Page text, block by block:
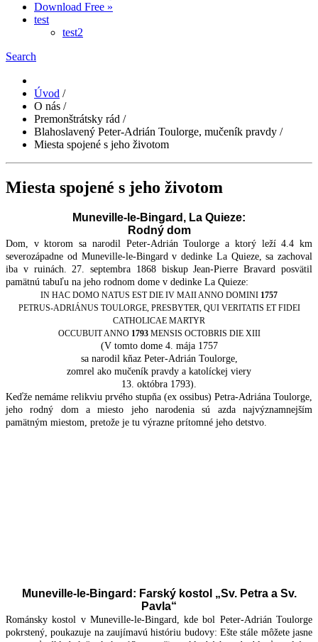
Download Free »
test
test2
Search
Úvod /
O nás /
Premonštrátsky rád /
Blahoslavený Peter-Adrián Toulorge, mučeník pravdy /
Miesta spojené s jeho životom
Miesta spojené s jeho životom
Muneville-le-Bingard, La Quieze:
Rodný dom
Dom, v ktorom sa narodil Peter-Adrián Toulorge a ktorý leží 4.4 km
severozápadne od Muneville-le-Bingard v dedinke La Quieze, sa zachoval
iba v ruinách. 27. septembra 1868 biskup Jean-Pierre Bravard posvätil
pamätnú tabuľu na jeho rodnom dome v dedinke La Quieze:
IN HAC DOMO NATUS EST DIE IV MAII ANNO DOMINI 1757
PETRUS-ADRIÁNUS TOULORGE, PRESBYTER, QUI VERITATIS ET FIDEI
CATHOLICAE MARTYR
OCCUBUIT ANNO 1793MENSIS OCTOBRIS DIE XIII
(V tomto dome 4. mája 1757
sa narodil kňaz Peter-Adrián Toulorge,
zomrel ako mučeník pravdy a katolíckej viery
13. októbra 1793).
Keďže nemáme relikviu prvého stupňa (ex ossibus) Petra-Adriána Toulorge,
jeho rodný dom a miesto jeho narodenia sú azda najvýznamnejším
pamätným miestom, pretože je tu výrazne prítomné jeho detstvo.
Muneville-le-Bingard: Farský kostol „Sv. Petra a Sv.
Pavla“
Románsky kostol v Muneville-le-Bingard, kde bol Peter-Adrián Toulorge
pokrstený, poukazuje na zaujímavú históriu budovy: Ešte stále môžete jasne